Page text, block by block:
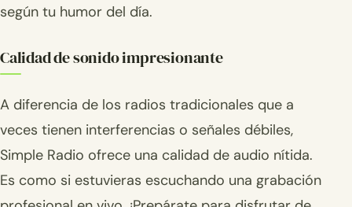
según tu humor del día.
Calidad de sonido impresionante
A diferencia de los radios tradicionales que a
veces tienen interferencias o señales débiles,
Simple Radio ofrece una calidad de audio nítida.
Es como si estuvieras escuchando una grabación